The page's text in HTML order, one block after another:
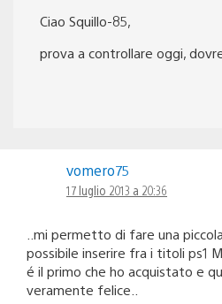
Ciao Squillo-85,
prova a controllare oggi,
vomero75
17 luglio 2013 a 20:36
..mi permetto di fare una
possibile inserire fra i titoli ps1
é il primo che ho acquistato e
veramente felice..